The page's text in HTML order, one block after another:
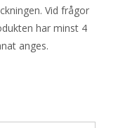
Vid frågor
har minst 4
anges.